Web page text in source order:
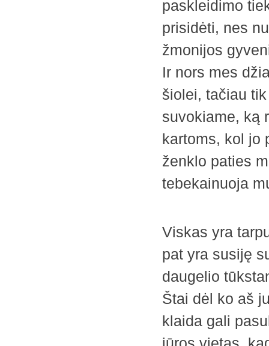
paskleidimo
prisidėti, nes
žmonijos
Ir nors mes
šiolei, tačiau
suvokiame, ką
kartoms, kol jo
ženklo paties
tebekainuoja
Viskas yra
pat yra susiję
daugelio
Štai dėl ko aš
klaida gali